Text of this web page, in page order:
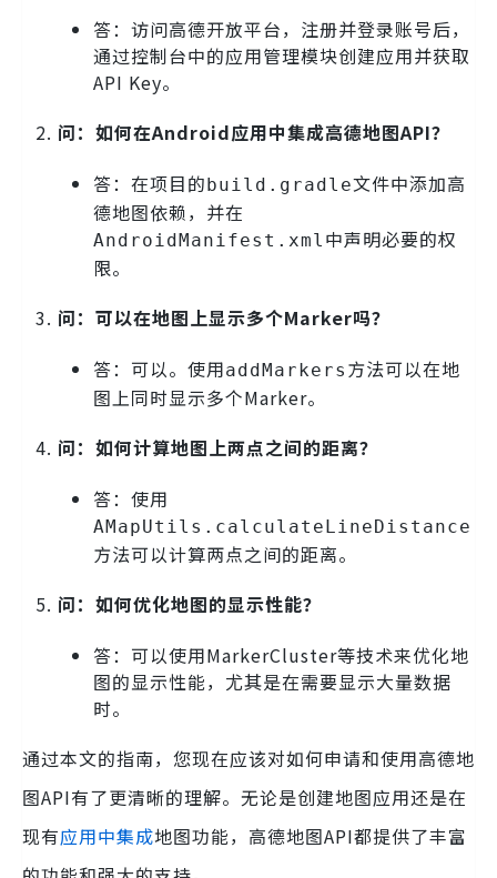
答：访问高德开放平台，注册并登录账号后，
通过控制台中的应用管理模块创建应用并获取
API Key。
问：如何在Android应用中集成高德地图API？
答：在项目的build.gradle文件中添加高
德地图依赖，并在
AndroidManifest.xml 中声明必要的权
限。
问：可以在地图上显示多个Marker吗？
答：可以。使用addMarkers 方法可以在地
图上同时显示多个Marker。
问：如何计算地图上两点之间的距离？
答：使用
AMapUtils.calculateLineDistance
方法可以计算两点之间的距离。
问：如何优化地图的显示性能？
答：可以使用MarkerCluster等技术来优化地
图的显示性能，尤其是在需要显示大量数据
时。
通过本文的指南，您现在应该对如何申请和使用高德地
图API有了更清晰的理解。无论是创建地图应用还是在
现有应用中集成地图功能，高德地图API都提供了丰富